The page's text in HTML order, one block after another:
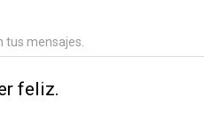
tus mensajes.
feliz.